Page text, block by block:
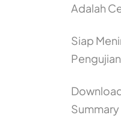
Adalah
Siap